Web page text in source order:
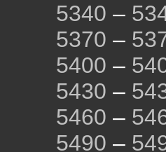
5340 –
5370 –
5400 –
5430 –
5460 –
5490 –